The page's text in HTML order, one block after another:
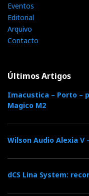
Eventos
Editorial
Arquivo
Contacto
Últimos Artigos
Imacustica – Porto –
Magico M2
Wilson Audio Alexia
dCS Lina System: